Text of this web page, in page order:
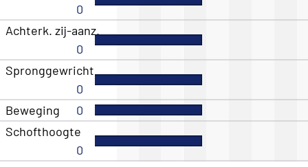
0
Achterk. zij-aanz.
0
Spronggewricht
0
Beweging
0
Schofthoogte
0